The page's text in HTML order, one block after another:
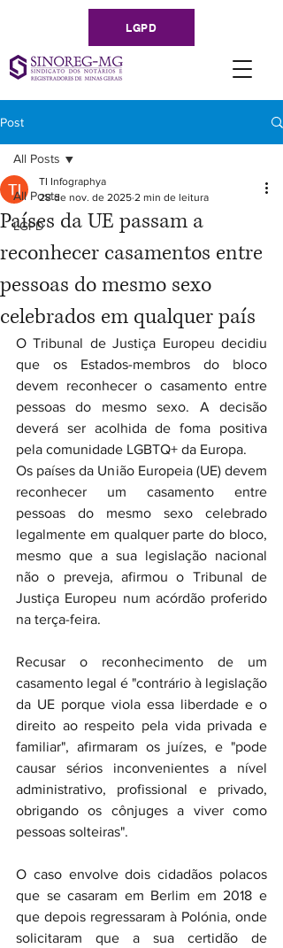
LGPD
Post
All Posts
LGPD
All Posts
Países da UE passam a
reconhecer casamentos entre
pessoas do mesmo sexo
celebrados em qualquer país
TI Infographya
28 de nov. de 2025 2 min de leitura
O Tribunal de Justiça Europeu decidiu
que os Estados-membros do bloco
devem reconhecer o casamento entre
pessoas do mesmo sexo. A decisão
deverá ser acolhida de foma positiva
pela comunidade LGBTQ+ da Europa.
Os países da União Europeia (UE) devem
reconhecer um casamento entre
pessoas do mesmo sexo celebrado
legalmente em qualquer parte do bloco,
mesmo que a sua legislação nacional
não o preveja, afirmou o Tribunal de
Justiça Europeu num acórdão proferido
na terça-feira.
Recusar o reconhecimento de um
casamento legal é "contrário à legislação
da UE porque viola essa liberdade e o
direito ao respeito pela vida privada e
familiar", afirmaram os juízes, e "pode
causar sérios inconvenientes a nível
administrativo, profissional e privado,
obrigando os cônjuges a viver como
pessoas solteiras".
O caso envolve dois cidadãos polacos
que se casaram em Berlim em 2018 e
que depois regressaram à Polónia, onde
solicitaram que a sua certidão de